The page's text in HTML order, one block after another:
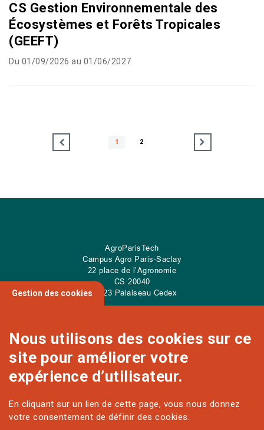
CS Gestion Environnementale des
Écosystèmes et Forêts Tropicales
(GEEFT)
Du 01/09/2026 au 01/06/2027
1 2
AgroParisTech
Campus Agro Paris-Saclay
22 place de l’Agronomie
CS 20040
91 123 Palaiseau Cedex
NOUS CONTACTER
Sur les réseaux
Gestion des cookies
Nous utilisons des cookies sur ce
site pour améliorer votre
expérience d’utilisateur.
En cliquant sur un lien de cette page, vous nous donnez
votre consentement de définir des cookies.